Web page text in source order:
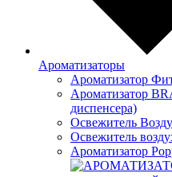
Ароматизаторы
Ароматизатор
Ароматизатор
диспенсера)
Освежитель
Освежитель
Ароматизатор